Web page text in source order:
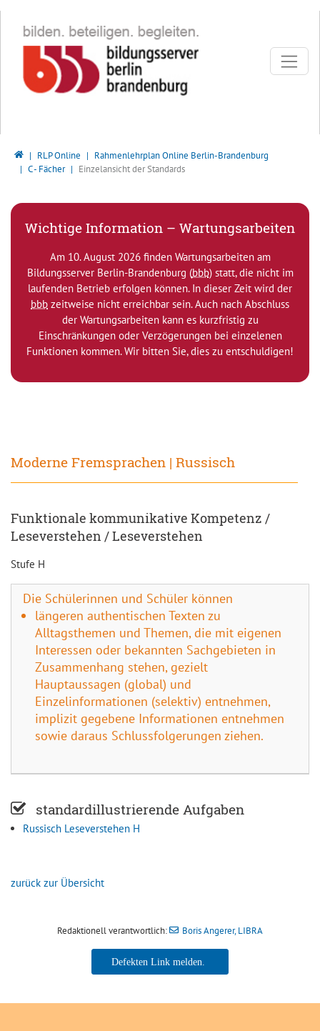
Bildungsserver Berlin - Brandenburg
RLP Online
Rahmenlehrplan Online Berlin-Brandenburg
C - Fächer
Einzelansicht der Standards
Wichtige Information – Wartungsarbeiten
Am 10. August 2026 finden Wartungsarbeiten am
Bildungsserver Berlin-Brandenburg (bbb) statt, die nicht im
laufenden Betrieb erfolgen können. In dieser Zeit wird der
bbb zeitweise nicht erreichbar sein. Auch nach Abschluss
der Wartungsarbeiten kann es kurzfristig zu
Einschränkungen oder Verzögerungen bei einzelenen
Funktionen kommen. Wir bitten Sie, dies zu entschuldigen!
Moderne Fremsprachen | Russisch
Funktionale kommunikative Kompetenz /
Leseverstehen / Leseverstehen
Stufe H
Die Schülerinnen und Schüler können
längeren authentischen Texten zu
Alltagsthemen und Themen, die mit eigenen
Interessen oder bekannten Sachgebieten in
Zusammenhang stehen, gezielt
Hauptaussagen (global) und
Einzelinformationen (selektiv) entnehmen,
implizit gegebene Informationen entnehmen
sowie daraus Schlussfolgerungen ziehen.
standardillustrierende Aufgaben
Russisch Leseverstehen H
zurück zur Übersicht
Redaktionell verantwortlich: Boris Angerer, LIBRA
Boris Angerer, LIBRA